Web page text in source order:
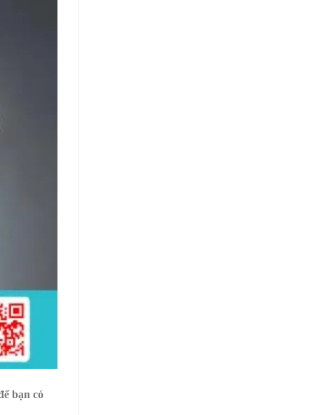
bạn có